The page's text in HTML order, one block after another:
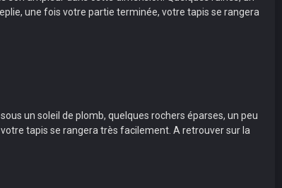
une fois votre partie terminée, votre tapis se rangera
un soleil de plomb, quelques rochers éparses, un peu
tapis se rangera très facilement. A retrouver sur la